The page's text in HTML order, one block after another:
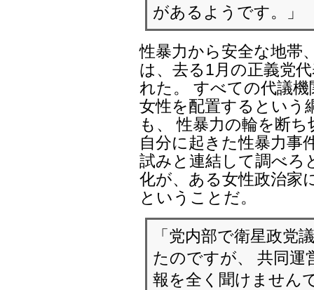
があるようです。」
性暴力から安全な地帯
は、去る1月の正義党
れた。 すべての代議
女性を配置するという
も、 性暴力の輪を断
自分に起きた性暴力事
試みと連結して調べろ
化が、ある女性政治家
ということだ。
「党内部で衛星政党
たのですが、 共同運
報を全く聞けません